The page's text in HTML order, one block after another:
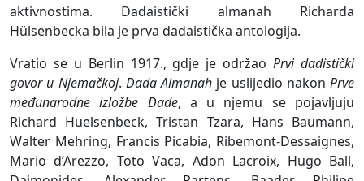
aktivnostima. Dadaistički almanah Richarda
Hülsenbecka bila je prva dadaistička antologija.
Vratio se u Berlin 1917., gdje je održaoPrvi dadistički
govor u Njemačkoj. Dada Almanah je uslijedio nakon Prve
međunarodne izložbe Dade, a u njemu se pojavljuju
Richard Huelsenbeck, Tristan Tzara, Hans Baumann,
Walter Mehring, Francis Picabia, Ribemont-Dessaignes,
Mario d’Arezzo, Toto Vaca, Adon Lacroix, Hugo Ball,